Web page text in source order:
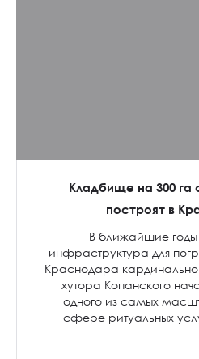
Кладбище на 300
построят в
В ближайшие
инфраструктура для
Краснодара кардинально
хутора Копанского
одного из самых
сфере ритуальных